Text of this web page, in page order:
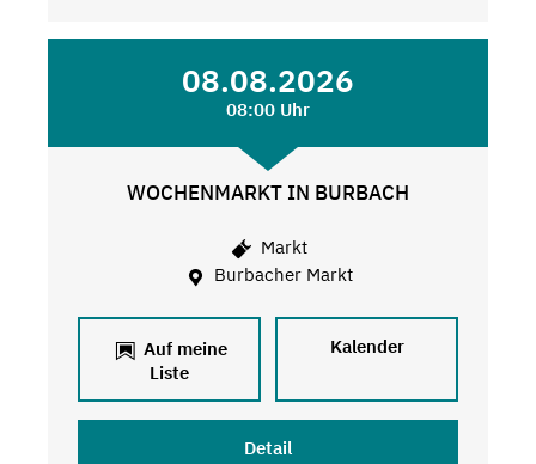
08.08.2026
08:00 Uhr
WOCHENMARKT IN BURBACH
Markt
Burbacher Markt
Auf meine
Liste
Kalender
Detail